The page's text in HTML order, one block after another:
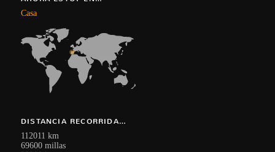
Casa
DISTANCIA RECORRIDA…
112011 km
69600 millas